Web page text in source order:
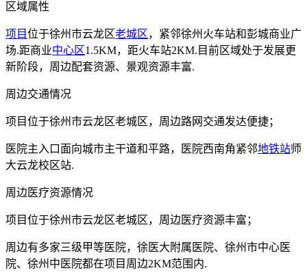
区域属性
项目位于徐州市云龙区老城区，紧邻徐州火车站和彭城商业广
场.距商业中心区1.5KM，距火车站2KM.目前区域处于发展更
新阶段，周边配套资源、景观资源丰富.
周边交通情况
项目位于徐州市云龙区老城区，周边路网交通发达便捷；
医院主入口面向城市主干道和平路，医院西南角紧邻地铁站师
大云龙校区站.
周边医疗资源情况
项目位于徐州市云龙区老城区，周边医疗资源丰富；
周边有多家三级甲等医院，徐医大附属医院、徐州市中心医
院、徐州中医院都在项目周边2KM范围内.